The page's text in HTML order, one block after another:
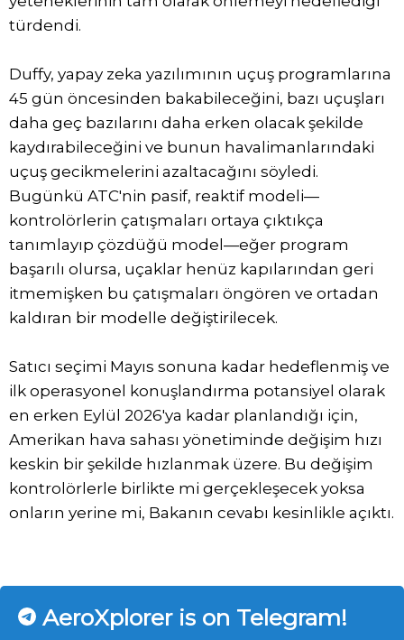
türdendi.
Duffy, yapay zeka yazılımının uçuş programlarına
45 gün öncesinden bakabileceğini, bazı uçuşları
daha geç bazılarını daha erken olacak şekilde
kaydırabileceğini ve bunun havalimanlarındaki
uçuş gecikmelerini azaltacağını söyledi.
Bugünkü ATC'nin pasif, reaktif modeli—
kontrolörlerin çatışmaları ortaya çıktıkça
tanımlayıp çözdüğü model—eğer program
başarılı olursa, uçaklar henüz kapılarından geri
itmemişken bu çatışmaları öngören ve ortadan
kaldıran bir modelle değiştirilecek.
Satıcı seçimi Mayıs sonuna kadar hedeflenmiş ve
ilk operasyonel konuşlandırma potansiyel olarak
en erken Eylül 2026'ya kadar planlandığı için,
Amerikan hava sahası yönetiminde değişim hızı
keskin bir şekilde hızlanmak üzere. Bu değişim
kontrolörlerle birlikte mi gerçekleşecek yoksa
onların yerine mi, Bakanın cevabı kesinlikle açıktı.
AeroXplorer is on Telegram!